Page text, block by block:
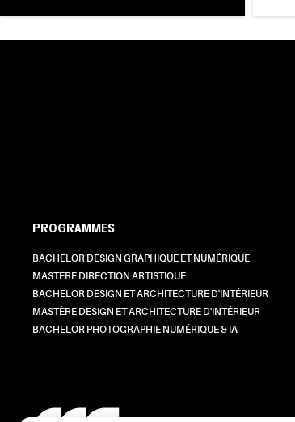
PROGRAMMES
BACHELOR DESIGN GRAPHIQUE ET NUMÉRIQUE
MASTÈRE DIRECTION ARTISTIQUE
BACHELOR DESIGN ET ARCHITECTURE D'INTÉRIEUR
MASTÈRE DESIGN ET ARCHITECTURE D'INTÉRIEUR
BACHELOR PHOTOGRAPHIE NUMÉRIQUE & IA